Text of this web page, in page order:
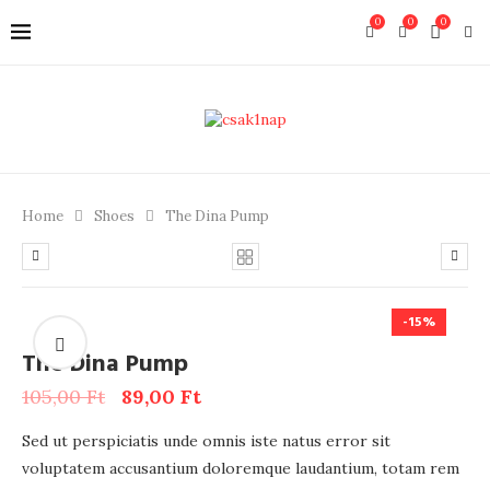
0
0
0
Home Shoes The Dina Pump
-15%
The Dina Pump
105,00Ft 89,00 Ft
Sed ut perspiciatis unde omnis iste natus error sit
voluptatem accusantium doloremque laudantium, totam rem